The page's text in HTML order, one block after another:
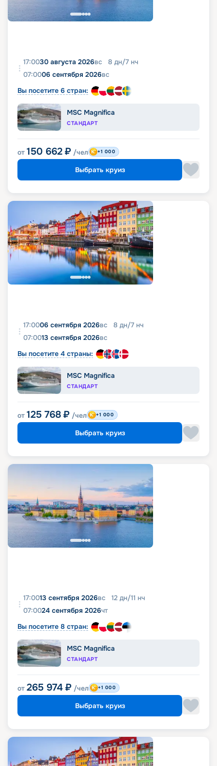
17:0030 августа 2026вс 8 дн/7 нч
07:0006 сентября 2026вс
Вы посетите 6 стран:
MSC Magnifica
СТАНДАРТ
от 150 662 ₽ /чел +1 000
Выбрать круиз
17:0006 сентября 2026вс 8 дн/7 нч
07:0013 сентября 2026вс
Вы посетите 4 страны:
MSC Magnifica
СТАНДАРТ
от 125 768 ₽ /чел +1 000
Выбрать круиз
17:0013 сентября 2026вс 12 дн/11 нч
07:0024 сентября 2026чт
Вы посетите 8 стран:
MSC Magnifica
СТАНДАРТ
от 265 974 ₽ /чел +1 000
Выбрать круиз